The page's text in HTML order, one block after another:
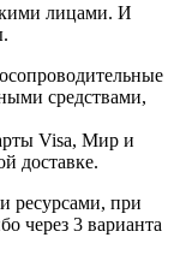
лицами. И
средствами,
Visa, Мир и
доставке.
ресурсами, при
через 3 варианта